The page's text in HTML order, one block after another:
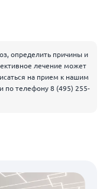
определить причины и
лечение может
на прием к нашим
по телефону8 (495) 255-